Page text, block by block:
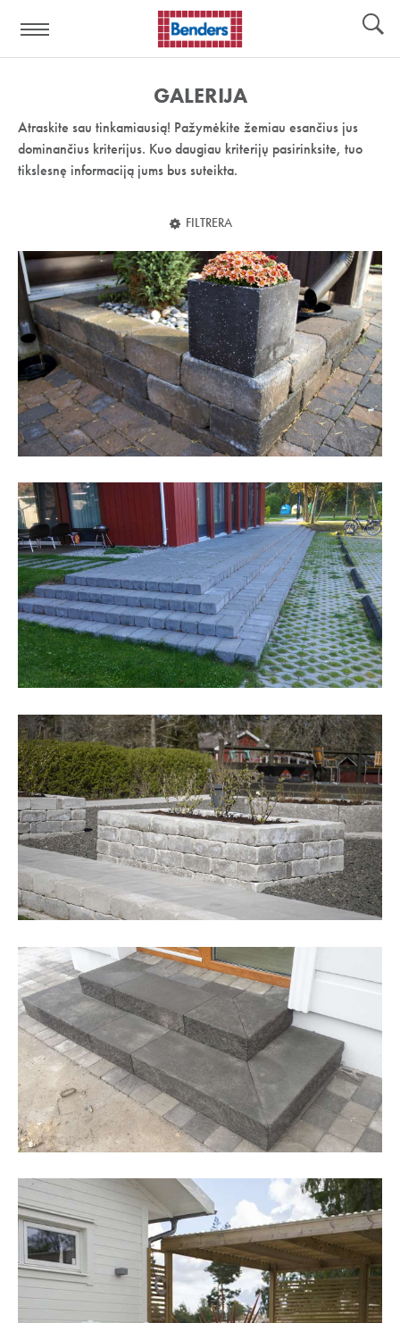
nuoroda:
GALERIJA
Atraskite sau tinkamiausią! Pažymėkite žemiau esančius jus
dominančius kriterijus. Kuo daugiau kriterijų pasirinksite, tuo
tikslesnę informaciją jums bus suteikta.
FILTRERA